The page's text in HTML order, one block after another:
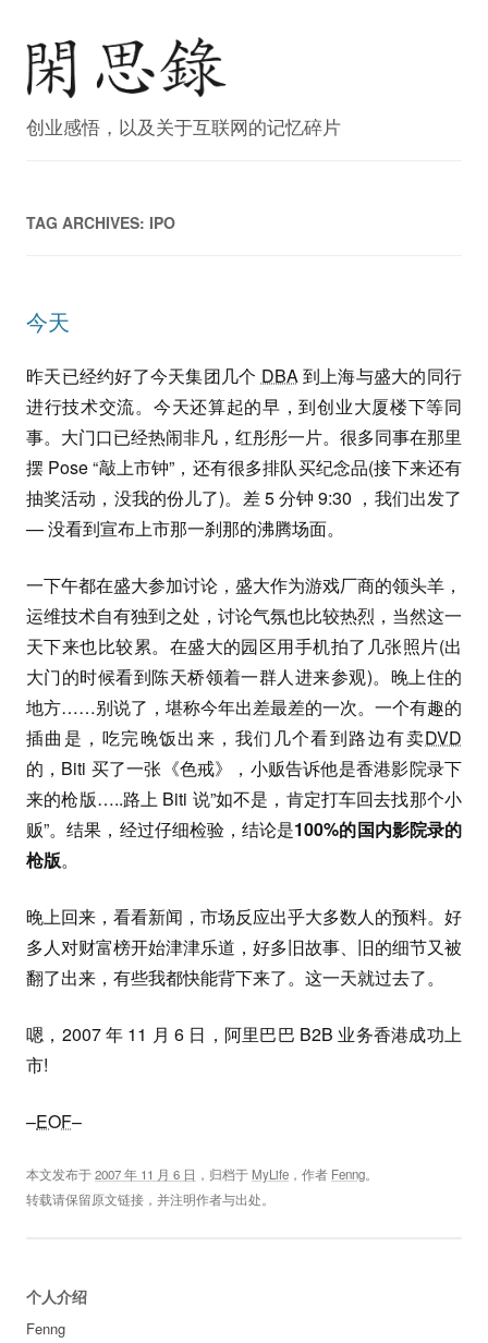
创业感悟，以及关于互联网的记忆碎片
TAG ARCHIVES: IPO
今天
昨天已经约好了今天集团几个 DBA到上海与盛大的同行
进行技术交流。今天还算起的早，到创业大厦楼下等同
事。大门口已经热闹非凡，红彤彤一片。很多同事在那里
摆 Pose “敲上市钟”，还有很多排队买纪念品(接下来还有
抽奖活动，没我的份儿了)。差 5 分钟 9:30 ，我们出发了
— 没看到宣布上市那一刹那的沸腾场面。
一下午都在盛大参加讨论，盛大作为游戏厂商的领头羊，
运维技术自有独到之处，讨论气氛也比较热烈，当然这一
天下来也比较累。在盛大的园区用手机拍了几张照片(出
大门的时候看到陈天桥领着一群人进来参观)。晚上住的
地方……别说了，堪称今年出差最差的一次。一个有趣的
插曲是，吃完晚饭出来，我们几个看到路边有卖DVD
的，Biti 买了一张《色戒》，小贩告诉他是香港影院录下
来的枪版…..路上 Biti 说”如不是，肯定打车回去找那个小
贩”。结果，经过仔细检验，结论是100%的国内影院录的
枪版。
晚上回来，看看新闻，市场反应出乎大多数人的预料。好
多人对财富榜开始津津乐道，好多旧故事、旧的细节又被
翻了出来，有些我都快能背下来了。这一天就过去了。
嗯，2007 年 11 月 6 日，阿里巴巴 B2B 业务香港成功上
市!
–EOF–
本文发布于2007 年 11 月 6 日 ，归档于 MyLife ，作者 Fenng。
转载请保留原文链接，并注明作者与出处。
个人介绍
Fenng